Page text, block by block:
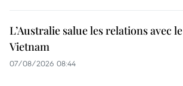
L’Australie salue les relations avec le
Vietnam
07/08/2026 08:44